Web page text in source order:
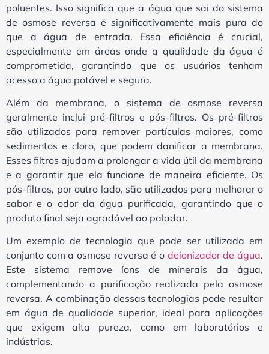
poluentes. Isso significa que a água que sai do sistema
de osmose reversa é significativamente mais pura do
que a água de entrada. Essa eficiência é crucial,
especialmente em áreas onde a qualidade da água é
comprometida, garantindo que os usuários tenham
acesso a água potável e segura.
Além da membrana, o sistema de osmose reversa
geralmente inclui pré-filtros e pós-filtros. Os pré-filtros
são utilizados para remover partículas maiores, como
sedimentos e cloro, que podem danificar a membrana.
Esses filtros ajudam a prolongar a vida útil da membrana
e a garantir que ela funcione de maneira eficiente. Os
pós-filtros, por outro lado, são utilizados para melhorar o
sabor e o odor da água purificada, garantindo que o
produto final seja agradável ao paladar.
Um exemplo de tecnologia que pode ser utilizada em
conjunto com a osmose reversa é o deionizador de água.
Este sistema remove íons de minerais da água,
complementando a purificação realizada pela osmose
reversa. A combinação dessas tecnologias pode resultar
em água de qualidade superior, ideal para aplicações
que exigem alta pureza, como em laboratórios e
indústrias.